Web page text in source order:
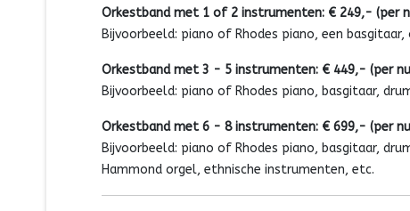
Orkestband met 1 of 2 instrumenten: € 249,- (per
Bijvoorbeeld: piano of Rhodes piano, een
Orkestband met 3 - 5 instrumenten: € 449,- (per
Bijvoorbeeld: piano of Rhodes piano, basgitaar,
Orkestband met 6 - 8 instrumenten: € 699,- (per
Bijvoorbeeld: piano of Rhodes piano, basgitaar,
Hammond orgel, ethnische instrumenten, etc.